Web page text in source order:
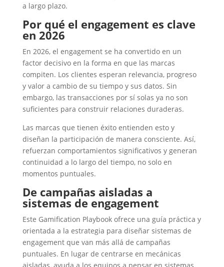
a largo plazo.
Por qué el engagement es clave
en 2026
En 2026, el engagement se ha convertido en un
factor decisivo en la forma en que las marcas
compiten. Los clientes esperan relevancia, progreso
y valor a cambio de su tiempo y sus datos. Sin
embargo, las transacciones por sí solas ya no son
suficientes para construir relaciones duraderas.
Las marcas que tienen éxito entienden esto y
diseñan la participación de manera consciente. Así,
refuerzan comportamientos significativos y generan
continuidad a lo largo del tiempo, no solo en
momentos puntuales.
De campañas aisladas a
sistemas de engagement
Este Gamification Playbook ofrece una guía práctica y
orientada a la estrategia para diseñar sistemas de
engagement que van más allá de campañas
puntuales. En lugar de centrarse en mecánicas
aisladas, ayuda a los equipos a pensar en sistemas